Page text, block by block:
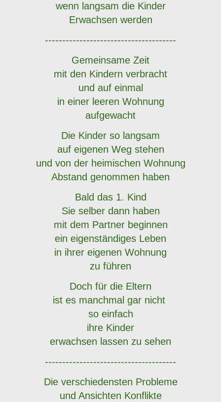
wenn langsam die Kinder
Erwachsen werden
--------------------------------------
Gemeinsame Zeit
mit den Kindern verbracht
und auf einmal
in einer leeren Wohnung
aufgewacht
Die Kinder so langsam
auf eigenen Weg stehen
und von der heimischen Wohnung
Abstand genommen haben
Bald das 1. Kind
Sie selber dann haben
mit dem Partner beginnen
ein eigenständiges Leben
in ihrer eigenen Wohnung
zu führen
Doch für die Eltern
ist es manchmal gar nicht
so einfach
ihre Kinder
erwachsen lassen zu sehen
--------------------------------------
Die verschiedensten Probleme
und Ansichten Konflikte